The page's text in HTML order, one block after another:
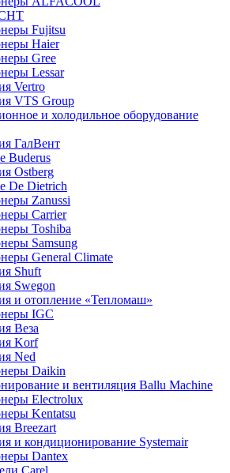
Fujitsu
Haier
Gree
Lessar
Vertro
VTS Group
и холодильное оборудование
ГалВент
Buderus
Ostberg
De Dietrich
Zanussi
Carrier
Toshiba
Samsung
General Climate
Shuft
Swegon
и отопление «Тепломаш»
IGC
Веза
Korf
Ned
Daikin
и вентиляция Ballu Machine
Electrolux
Kentatsu
Breezart
и кондиционирование Systemair
Dantex
Carel